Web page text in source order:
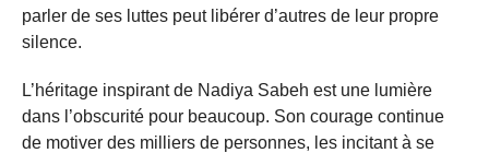
parler de ses luttes peut libérer d’autres de leur propre
silence.
L’héritage inspirant de Nadiya Sabeh est une lumière
dans l’obscurité pour beaucoup. Son courage continue
de motiver des milliers de personnes, les incitant à se